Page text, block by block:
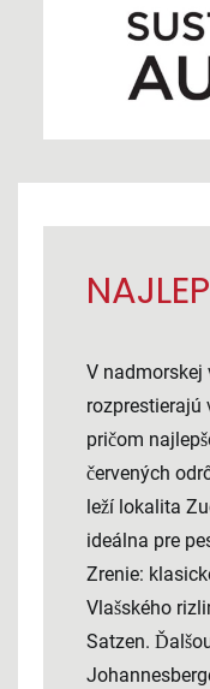
V nadmorskej
rozprestierajú
pričom
červených
leží lokalita
ideálna pre
Zrenie:
Vlašského
Satzen.